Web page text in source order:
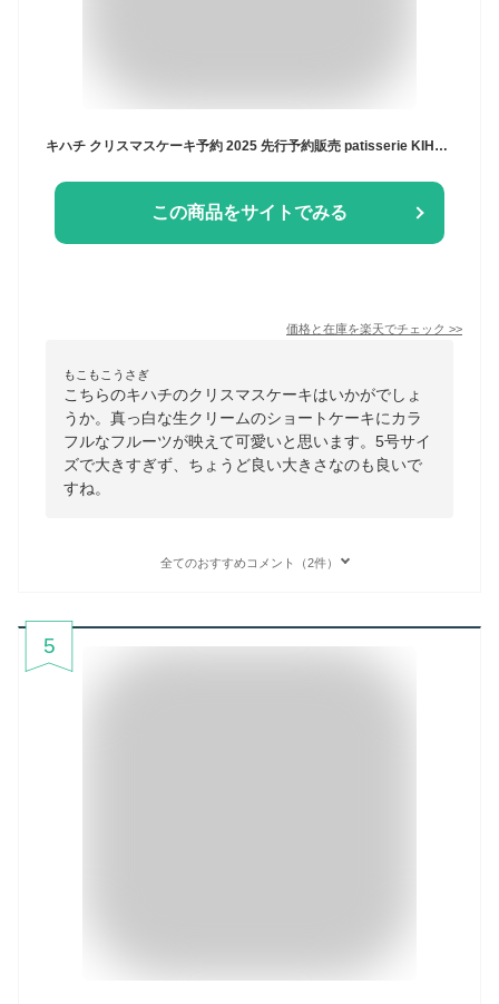
キハチ クリスマスケーキ予約 2025 先行予約販売 patisserie KIHACHI パティスリー キハチ トライフルショートケーキ 5号 ホールケーキ メーカー直送 冷凍便(お届け日12/23〜12/25)/ フルーツケーキ ギフト クリスマスケーキ JGSギフト 送料無料 クリスマスプレゼント
この商品をサイトでみる
価格と在庫を楽天でチェック >>
もこもこうさぎ
こちらのキハチのクリスマスケーキはいかがでしょ
うか。真っ白な生クリームのショートケーキにカラ
フルなフルーツが映えて可愛いと思います。5号サイ
ズで大きすぎず、ちょうど良い大きさなのも良いで
すね。
全てのおすすめコメント（2件）
5